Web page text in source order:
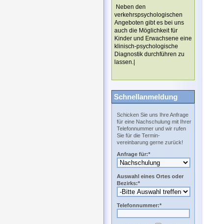
Neben den
verkehrspsychologischen
Angeboten gibt es bei uns
auch die Möglichkeit für
Kinder und Erwachsene eine
klinisch-psychologische
Diagnostik durchführen zu
lassen.|
Schnellanmeldung
Schicken Sie uns Ihre Anfrage
für eine Nachschulung mit Ihrer
Telefonnummer und wir rufen
Sie für die Termin-
vereinbarung gerne zurück!
Anfrage für:*
Auswahl eines Ortes oder
Bezirks:*
Telefonnummer:*